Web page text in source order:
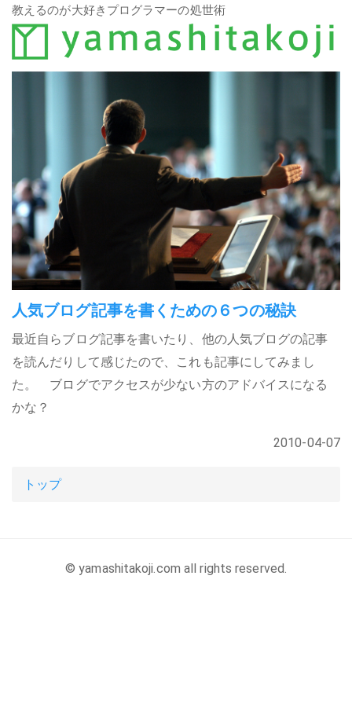
教えるのが大好きプログラマーの処世術
人気ブログ記事を書くための６つの秘訣
最近自らブログ記事を書いたり、他の人気ブログの記事
を読んだりして感じたので、これも記事にしてみまし
た。 ブログでアクセスが少ない方のアドバイスになる
かな？
2010-04-07
トップ
© yamashitakoji.com all rights reserved.